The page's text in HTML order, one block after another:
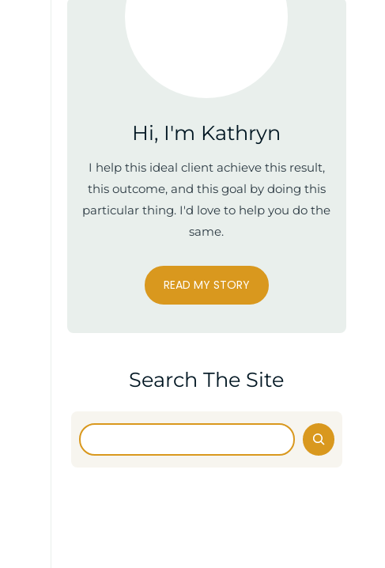
Hi, I'm Kathryn
I help this ideal client achieve this result,
this outcome, and this goal by doing this
particular thing. I'd love to help you do the
same.
READ MY STORY
Search The Site